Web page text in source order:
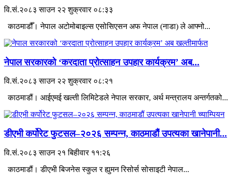
वि.सं.२०८३ साउन २२ शुक्रवार ०८:३३
काठमाडौँ। नेपाल अटोमोबाइल्स एसोसिएसन अफ नेपाल (नाडा) ले आफ्नो...
नेपाल सरकारको ‘करदाता प्रोत्साहन उपहार कार्यक्रम’ अब...
वि.सं.२०८३ साउन २२ शुक्रवार ०८:२१
काठमाडौं। आईएमई खल्ती लिमिटेडले नेपाल सरकार, अर्थ मन्त्रालय अन्तर्गतको...
डीएभी कर्पोरेट फुटसल–२०२६ सम्पन्न, काठमाडौं उपत्यका खानेपानी...
वि.सं.२०८३ साउन २१ बिहीवार ११:२६
काठमाडौं। डीएभी बिजनेस स्कुल र ह्युमन रिसोर्स सोसाइटी नेपाल...